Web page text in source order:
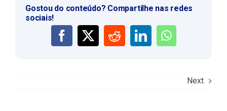
Gostou do conteúdo? Compartilhe nas redes
sociais!
Next